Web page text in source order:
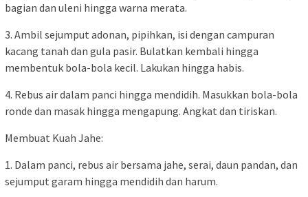
bagian dan uleni hingga warna merata.
3. Ambil sejumput adonan, pipihkan, isi dengan campuran
kacang tanah dan gula pasir. Bulatkan kembali hingga
membentuk bola-bola kecil. Lakukan hingga habis.
4. Rebus air dalam panci hingga mendidih. Masukkan bola-bola
ronde dan masak hingga mengapung. Angkat dan tiriskan.
Membuat Kuah Jahe:
1. Dalam panci, rebus air bersama jahe, serai, daun pandan, dan
sejumput garam hingga mendidih dan harum.